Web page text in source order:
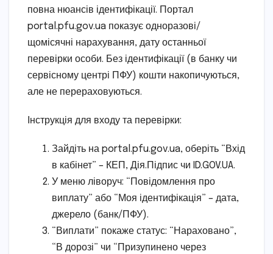
повна нюансів ідентифікації. Портал
portal.pfu.gov.ua показує одноразові/
щомісячні нарахування, дату останньої
перевірки особи. Без ідентифікації (в банку чи
сервісному центрі ПФУ) кошти накопичуються,
але не перераховуються.
Інструкція для входу та перевірки:
Зайдіть на portal.pfu.gov.ua, оберіть “Вхід
в кабінет” – КЕП, Дія.Підпис чи ID.GOV.UA.
У меню ліворуч: “Повідомлення про
виплату” або “Моя ідентифікація” – дата,
джерело (банк/ПФУ).
“Виплати” покаже статус: “Нараховано”,
“В дорозі” чи “Призупинено через